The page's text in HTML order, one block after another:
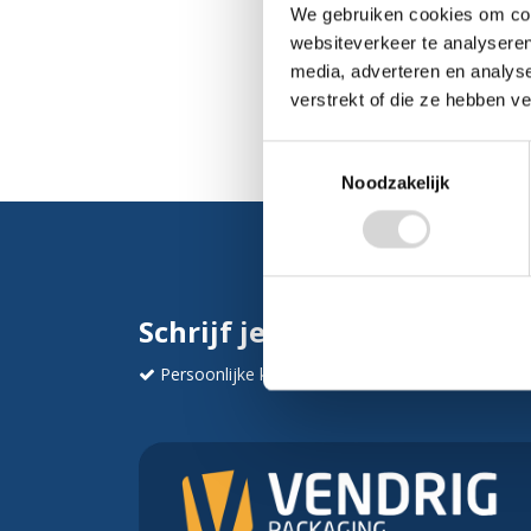
We gebruiken cookies om
websiteverkeer te
media, adverteren en
verstrekt of die ze hebben
Noodzakelijk
Schrijf je in en ontvang
Persoonlijke korting